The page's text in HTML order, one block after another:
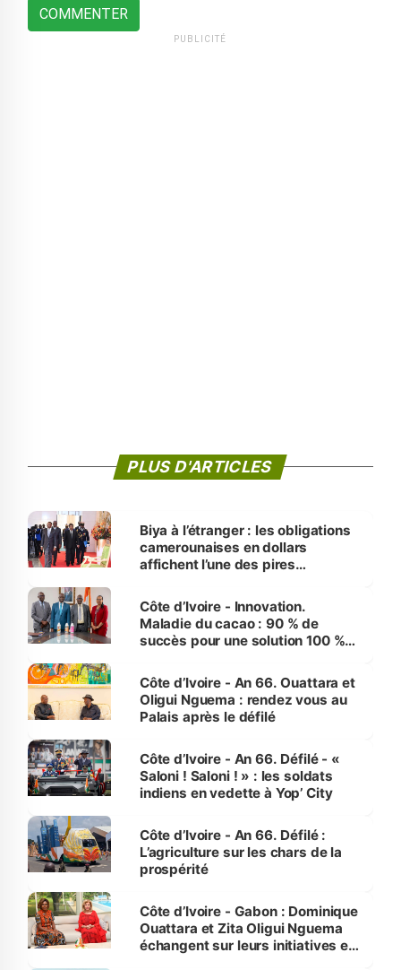
COMMENTER
PUBLICITÉ
PLUS D'ARTICLES
Biya à l’étranger : les obligations
camerounaises en dollars
affichent l’une des pires
Côte d’Ivoire - Innovation.
Maladie du cacao : 90 % de
succès pour une solution 100 %
Côte d’Ivoire - An 66. Ouattara et
Oligui Nguema : rendez vous au
Palais après le défilé
Côte d’Ivoire - An 66. Défilé - «
Saloni ! Saloni ! » : les soldats
indiens en vedette à Yop’ City
Côte d’Ivoire - An 66. Défilé :
L’agriculture sur les chars de la
prospérité
Côte d’Ivoire - Gabon : Dominique
Ouattara et Zita Oligui Nguema
échangent sur leurs initiatives en